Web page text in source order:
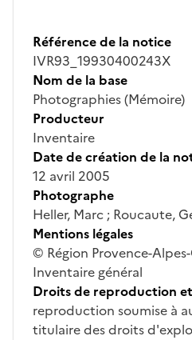
Référence de la notice
IVR93_19930400243X
Nom de la base
Photographies (Mémoire)
Producteur
Inventaire
Date de création de la
12 avril 2005
Photographe
Heller, Marc ; Roucaute,
Mentions légales
© Région Provence-
Inventaire général
Droits de reproduction
reproduction soumise à
titulaire des droits